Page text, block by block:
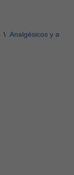
\ Analgésicos y